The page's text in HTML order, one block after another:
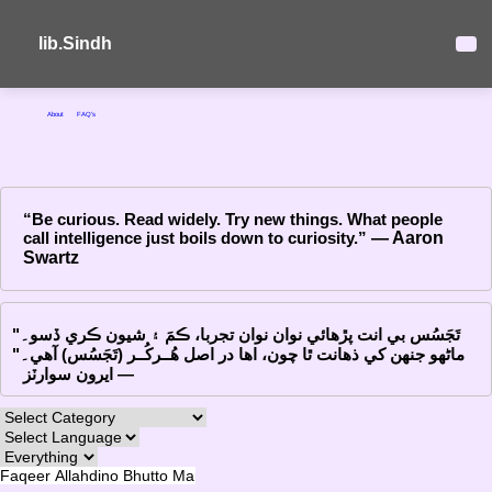
About FAQ's
lib.Sindh
“Be curious. Read widely. Try new things. What people
call intelligence just boils down to curiosity.” ― Aaron
Swartz
"تَجَسُس بي انت پڙهائي نوان نوان تجربا، ڪمَ ۽ شيون ڪري ڏسو۔
ماڻهو جنهن کي ذهانت ٿا چون، اها در اصل هُــرکُــر (تَجَسُس) آهي۔"
― ايرون سوارٽز